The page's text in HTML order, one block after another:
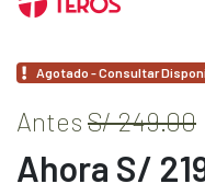
Agotado - Consultar
Antes S/ 249.00
Ahora S/